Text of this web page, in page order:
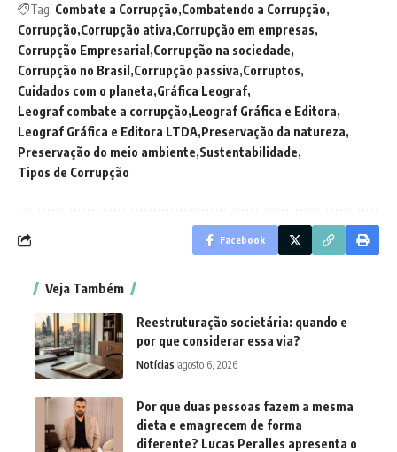
Tag: Combate a Corrupção Combatendo a Corrupção
Corrupção Corrupção ativa Corrupção em empresas
Corrupção Empresarial Corrupção na sociedade
Corrupção no Brasil Corrupção passiva Corruptos
Cuidados com o planeta Gráfica Leograf
Leograf combate a corrupção Leograf Gráfica e Editora
Leograf Gráfica e Editora LTDA Preservação da natureza
Preservação do meio ambiente Sustentabilidade
Tipos de Corrupção
Facebook
Veja Também
Reestruturação societária: quando e
por que considerar essa via?
Notícias agosto 6, 2026
Por que duas pessoas fazem a mesma
dieta e emagrecem de forma
diferente? Lucas Peralles apresenta o